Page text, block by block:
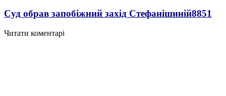
Суд обрав запобіжний захід Стефанішиній8851
Читати коментарі